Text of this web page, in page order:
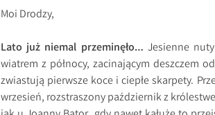
Moi Drodzy,
Lato już niemal przeminęło… Jesienne
wiatrem z północy, zacinającym deszczem
zwiastują pierwsze koce i ciepłe skarpety.
wrzesień, rozstraszony październik z